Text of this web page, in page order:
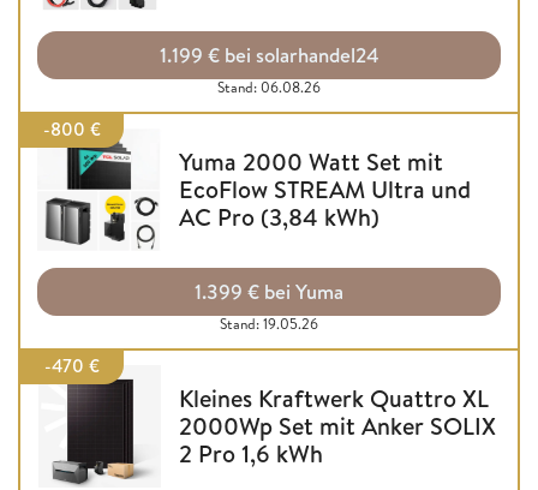
1.199 € bei solarhandel24
Stand: 06.08.26
-800 €
Yuma 2000 Watt Set mit
EcoFlow STREAM Ultra und
AC Pro (3,84 kWh)
1.399 € bei Yuma
Stand: 19.05.26
-470 €
Kleines Kraftwerk Quattro XL
2000Wp Set mit Anker SOLIX
2 Pro 1,6 kWh